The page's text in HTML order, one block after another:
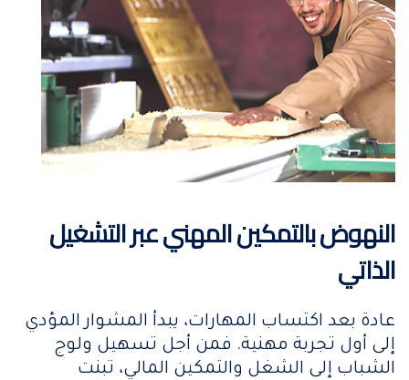
النهوض بالتمكين المهني عبر التشغيل
الذاتي
عادة بعد اكتساب المهارات، يبدأ المشوار المؤدي
إلى أول تجربة مهنية. فمن أجل تسهيل ولوج
الشباب إلى الشغل والتمكين المالي، تبنت